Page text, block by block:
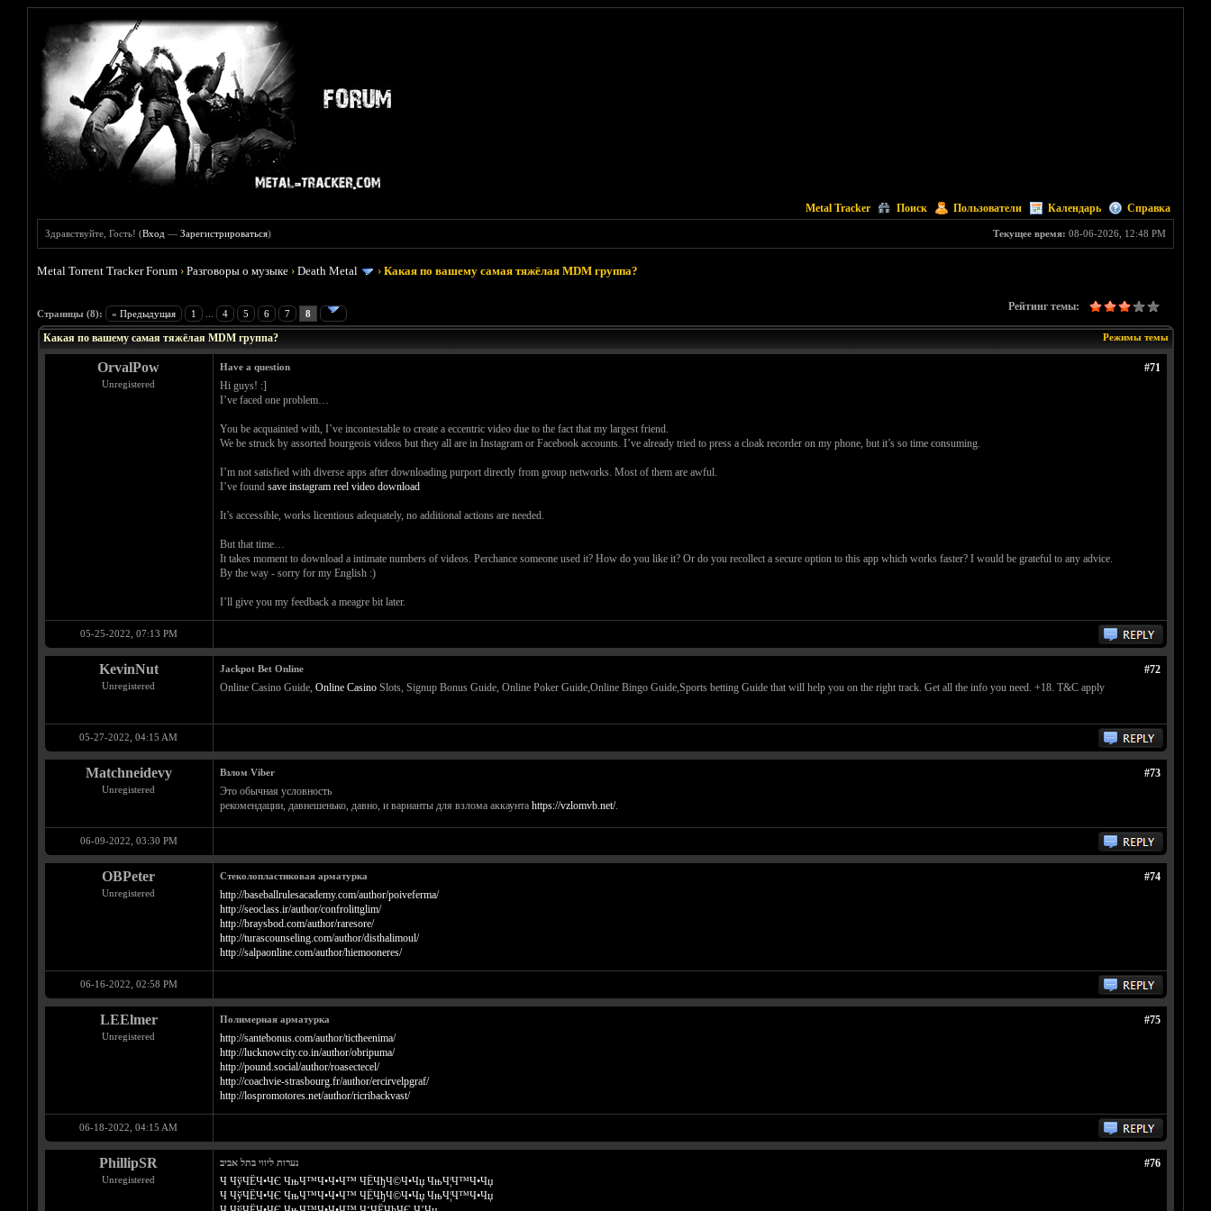
Metal Tracker Поиск Пользователи Календарь Справка
Текущее время: 08-06-2026, 12:48 PM
Здравствуйте, Гость! (Вход —Зарегистрироваться)
Metal Torrent Tracker Forum ›Разговоры о музыке ›Death Metal ›Какая по вашему самая тяжёлая MDM группа?
Страницы (8): « Предыдущая 1 4 5 6 7 8
Рейтинг темы:
Голосов: 3 - Средняя оценка: 3.33
1
2
3
4
5
Режимы темы
Какая по вашему самая тяжёлая MDM группа?
OrvalPow
Unregistered
#71
Have a question
Hi guys! :]
I’ve faced one problem…
You be acquainted with, I’ve incontestable to create a eccentric video due to the fact that my largest friend.
We be struck by assorted bourgeois videos but they all are in Instagram or Facebook accounts. I’ve already tried to press a cloak recorder on my phone, but it’s so time consuming.
I’m not satisfied with diverse apps after downloading purport directly from group networks. Most of them are awful.
I’ve found save instagram reel video download
It’s accessible, works licentious adequately, no additional actions are needed.
But that time…
It takes moment to download a intimate numbers of videos. Perchance someone used it? How do you like it? Or do you recollect a secure option to this app which works faster? I would be grateful to any advice.
By the way - sorry for my English :)
I’ll give you my feedback a meagre bit later.
05-25-2022, 07:13 PM
KevinNut
Unregistered
#72
Jackpot Bet Online
Online Casino Guide, Online CasinoSlots, Signup Bonus Guide, Online Poker Guide,Online Bingo Guide,Sports betting Guide that will help you on the right track. Get all the info you need. +18. T&C apply
05-27-2022, 04:15 AM
Matchneidevy
Unregistered
#73
Взлом Viber
Это обычная условность
рекомендации, давнешенько, давно, и варианты для взлома аккаунта https://vzlomvb.net/.
06-09-2022, 03:30 PM
OBPeter
Unregistered
#74
Стеколопластиковая арматурка
http://baseballrulesacademy.com/author/poiveferma/
http://seoclass.ir/author/confrolittglim/
http://braysbod.com/author/raresore/
http://turascounseling.com/author/disthalimoul/
http://salpaonline.com/author/hiemooneres/
06-16-2022, 02:58 PM
LEElmer
Unregistered
#75
Полимерная арматурка
http://santebonus.com/author/tictheenima/
http://lucknowcity.co.in/author/obripuma/
http://pound.social/author/roasectecel/
http://coachvie-strasbourg.fr/author/ercirvelpgraf/
http://lospromotores.net/author/ricribackvast/
06-18-2022, 04:15 AM
PhillipSR
Unregistered
#76 נערות ליווי בתל אביב
Ч ЧўЧЁЧ•ЧЄ ЧњЧ™Ч•Ч•Ч™ ЧЁЧђЧ©Ч•Чџ ЧњЧ¦Ч™Ч•Чџ
Ч ЧўЧЁЧ•ЧЄ ЧњЧ™Ч•Ч•Ч™ ЧЁЧђЧ©Ч•Чџ ЧњЧ¦Ч™Ч•Чџ